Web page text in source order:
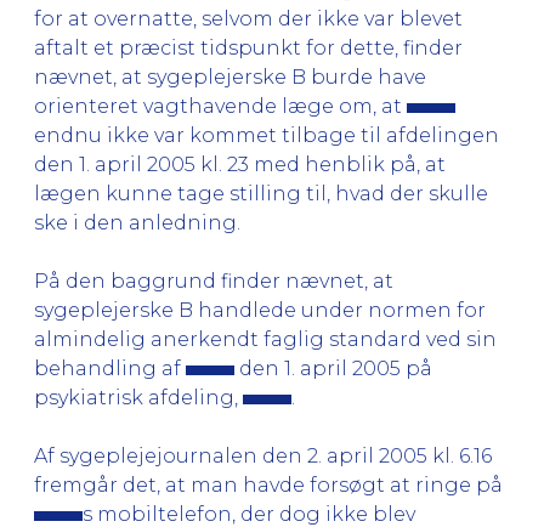
for at overnatte, selvom der ikke var blevet
aftalt et præcist tidspunkt for dette, finder
nævnet, at sygeplejerske B burde have
orienteret vagthavende læge om, at
endnu ikke var kommet tilbage til afdelingen
den 1. april 2005 kl. 23 med henblik på, at
lægen kunne tage stilling til, hvad der skulle
ske i den anledning.
På den baggrund finder nævnet, at
sygeplejerske B handlede under normen for
almindelig anerkendt faglig standard ved sin
behandling af
den 1. april 2005 på
psykiatrisk afdeling,
Af sygeplejejournalen den 2. april 2005 kl. 6.16
fremgår det, at man havde forsøgt at ringe på
s mobiltelefon, der dog ikke blev